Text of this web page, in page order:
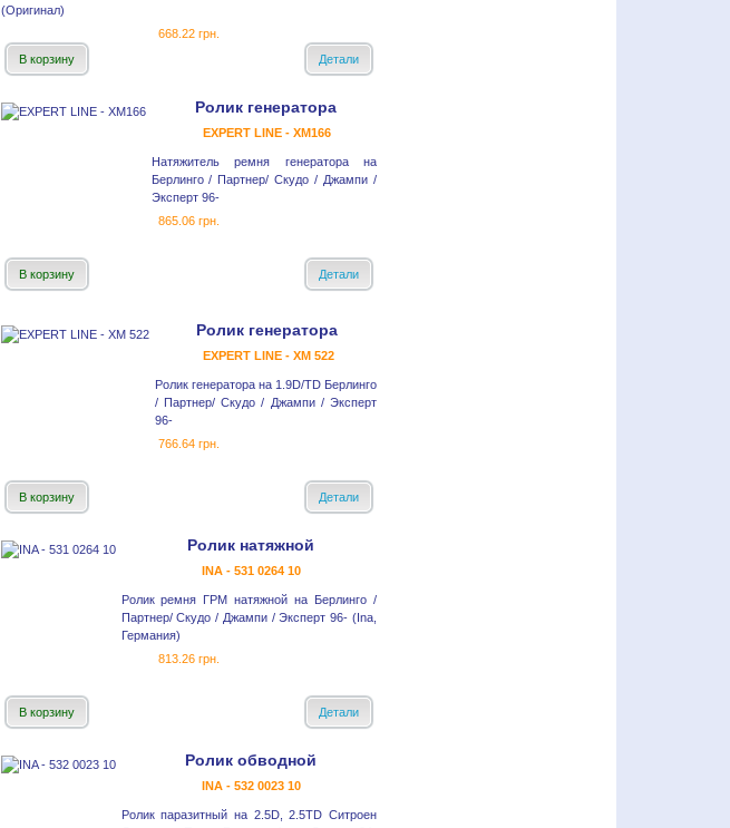
(Оригинал)
668.22 грн.
В корзину
Детали
Ролик генератора
EXPERT LINE - XM166
Натяжитель ремня генератора на
Берлинго / Партнер/ Скудо / Джампи /
Эксперт 96-
865.06 грн.
В корзину Детали
Ролик генератора
EXPERT LINE - XM 522
Ролик генератора на 1.9D/TD Берлинго
/ Партнер/ Скудо / Джампи / Эксперт
96-
766.64 грн.
В корзину Детали
Ролик натяжной
INA - 531 0264 10
Ролик ремня ГРМ натяжной на Берлинго /
Партнер/ Скудо / Джампи / Эксперт 96- (Ina,
Германия)
813.26 грн.
В корзину Детали
Ролик обводной
INA - 532 0023 10
Ролик паразитный на 2.5D, 2.5TD Ситроен